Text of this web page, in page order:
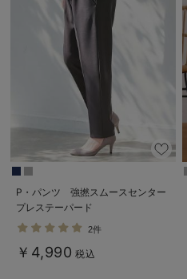
P・パンツ 強撚スムースセンター
プレステーパード
2件
￥4,990 税込